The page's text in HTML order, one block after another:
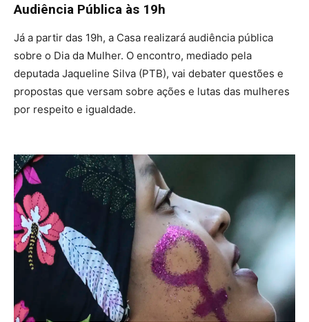
Audiência Pública às 19h
Já a partir das 19h, a Casa realizará audiência pública
sobre o Dia da Mulher. O encontro, mediado pela
deputada Jaqueline Silva (PTB), vai debater questões e
propostas que versam sobre ações e lutas das mulheres
por respeito e igualdade.